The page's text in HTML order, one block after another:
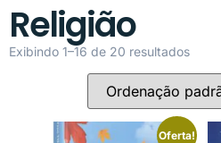
Religião
Exibindo 1–16 de 20 resultados
Oferta!